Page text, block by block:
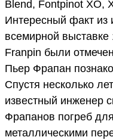
Blend, Fontpinot XO,
Интересный факт из
всемирной
Franpin были
Пьер Фрапан
Спустя несколько
известный инженер
Фрапанов погреб
металлическими